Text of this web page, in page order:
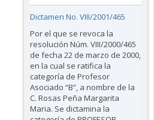
Dictamen No. VIII/2001/465
Por el que se revoca la
resolución Núm. VIII/2000/465
de fecha 22 de marzo de 2000,
en la cual se ratifica la
categoría de Profesor
Asociado “B”, a nombre de la
C. Rosas Peña Margarita
Maria. Se dictamina la